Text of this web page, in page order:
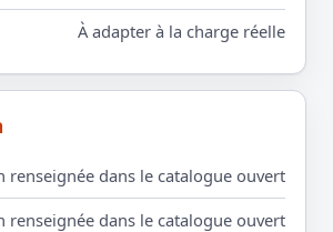
À adapter à la charge réelle
renseignée dans le catalogue ouvert
renseignée dans le catalogue ouvert